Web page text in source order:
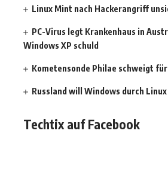
Linux Mint nach Hackerangriff
PC-Virus legt Krankenhaus in
Windows XP schuld
Kometensonde Philae schweigt
Russland will Windows durch
Techtix auf Facebook